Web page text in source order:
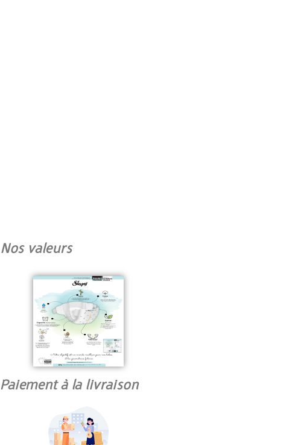
Nos valeurs
Paiement à la livraison